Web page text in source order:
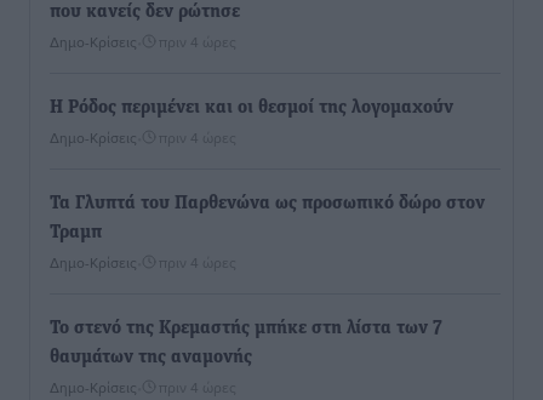
που κανείς δεν ρώτησε
Δημο-Κρίσεις πριν 4 ώρες
Η Ρόδος περιμένει και οι θεσμοί της λογομαχούν
Δημο-Κρίσεις πριν 4 ώρες
Τα Γλυπτά του Παρθενώνα ως προσωπικό δώρο στον
Τραμπ
Δημο-Κρίσεις πριν 4 ώρες
Το στενό της Κρεμαστής μπήκε στη λίστα των 7
θαυμάτων της αναμονής
Δημο-Κρίσεις πριν 4 ώρες